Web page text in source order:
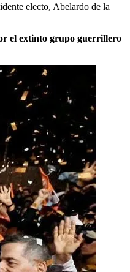
electo, Abelardo de la
el extinto grupo guerrillero